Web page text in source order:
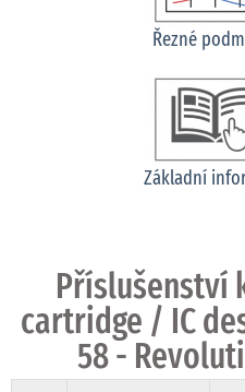
Řezné
Základní
Příslušenství
cartridge / IC
58 -